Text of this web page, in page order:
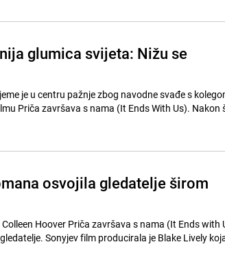
glumica svijeta: Nižu se
je u centru pažnje zbog navodne svađe s
Priča završava s nama (It Ends With Us). Nakon
osvojila gledatelje širom
Hoover Priča završava s nama (It Ends with
Sonyjev film producirala je Blake Lively